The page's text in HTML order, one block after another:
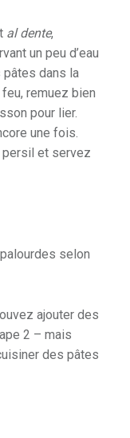
al dente,
un peu d’eau
dans la
remuez bien
pour lier.
une fois.
persil et servez
selon
ajouter des
2 – mais
des pâtes